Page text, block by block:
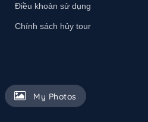
Điều khoản sử dụng
Chính sách hủy tour
My Photos